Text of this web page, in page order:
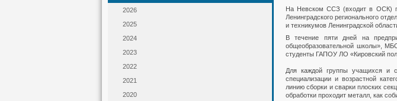
2026
2025
2024
2023
2022
2021
2020
На Невском ССЗ (входит в ОСК)
Ленинградского регионального
и техникумов Ленинградской
В течение пяти дней на
общеобразовательной школы»,
студенты ГАПОУ ЛО «Кировский
Для каждой группы учащихся и
специализации и возрастной
линию сборки и сварки плоских
обработки проходит металл, как